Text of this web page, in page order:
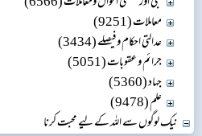
معاملات (9251)
عدالتی احکام و فیصلے (3434)
جرائم و عقوبات (5051)
جہاد (5360)
علم (9478)
نیک لوگوں سے اللہ کے لیے محبت کرنا